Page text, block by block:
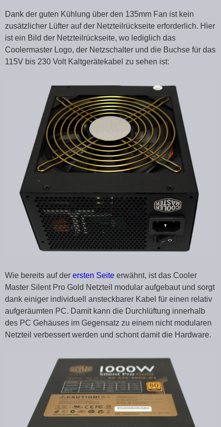
Dank der guten Kühlung über den 135mm Fan ist kein
zusätzlicher Lüfter auf der Netzteilrückseite erforderlich. Hier
ist ein Bild der Netzteilrückseite, wo lediglich das
Coolermaster Logo, der Netzschalter und die Buchse für das
115V bis 230 Volt Kaltgerätekabel zu sehen ist:
Wie bereits auf der ersten Seite erwähnt, ist das Cooler
Master Silent Pro Gold Netzteil modular aufgebaut und sorgt
dank einiger individuell ansteckbarer Kabel für einen relativ
aufgeräumten PC. Damit kann die Durchlüftung innerhalb
des PC Gehäuses im Gegensatz zu einem nicht modularen
Netzteil verbessert werden und schont damit die Hardware.